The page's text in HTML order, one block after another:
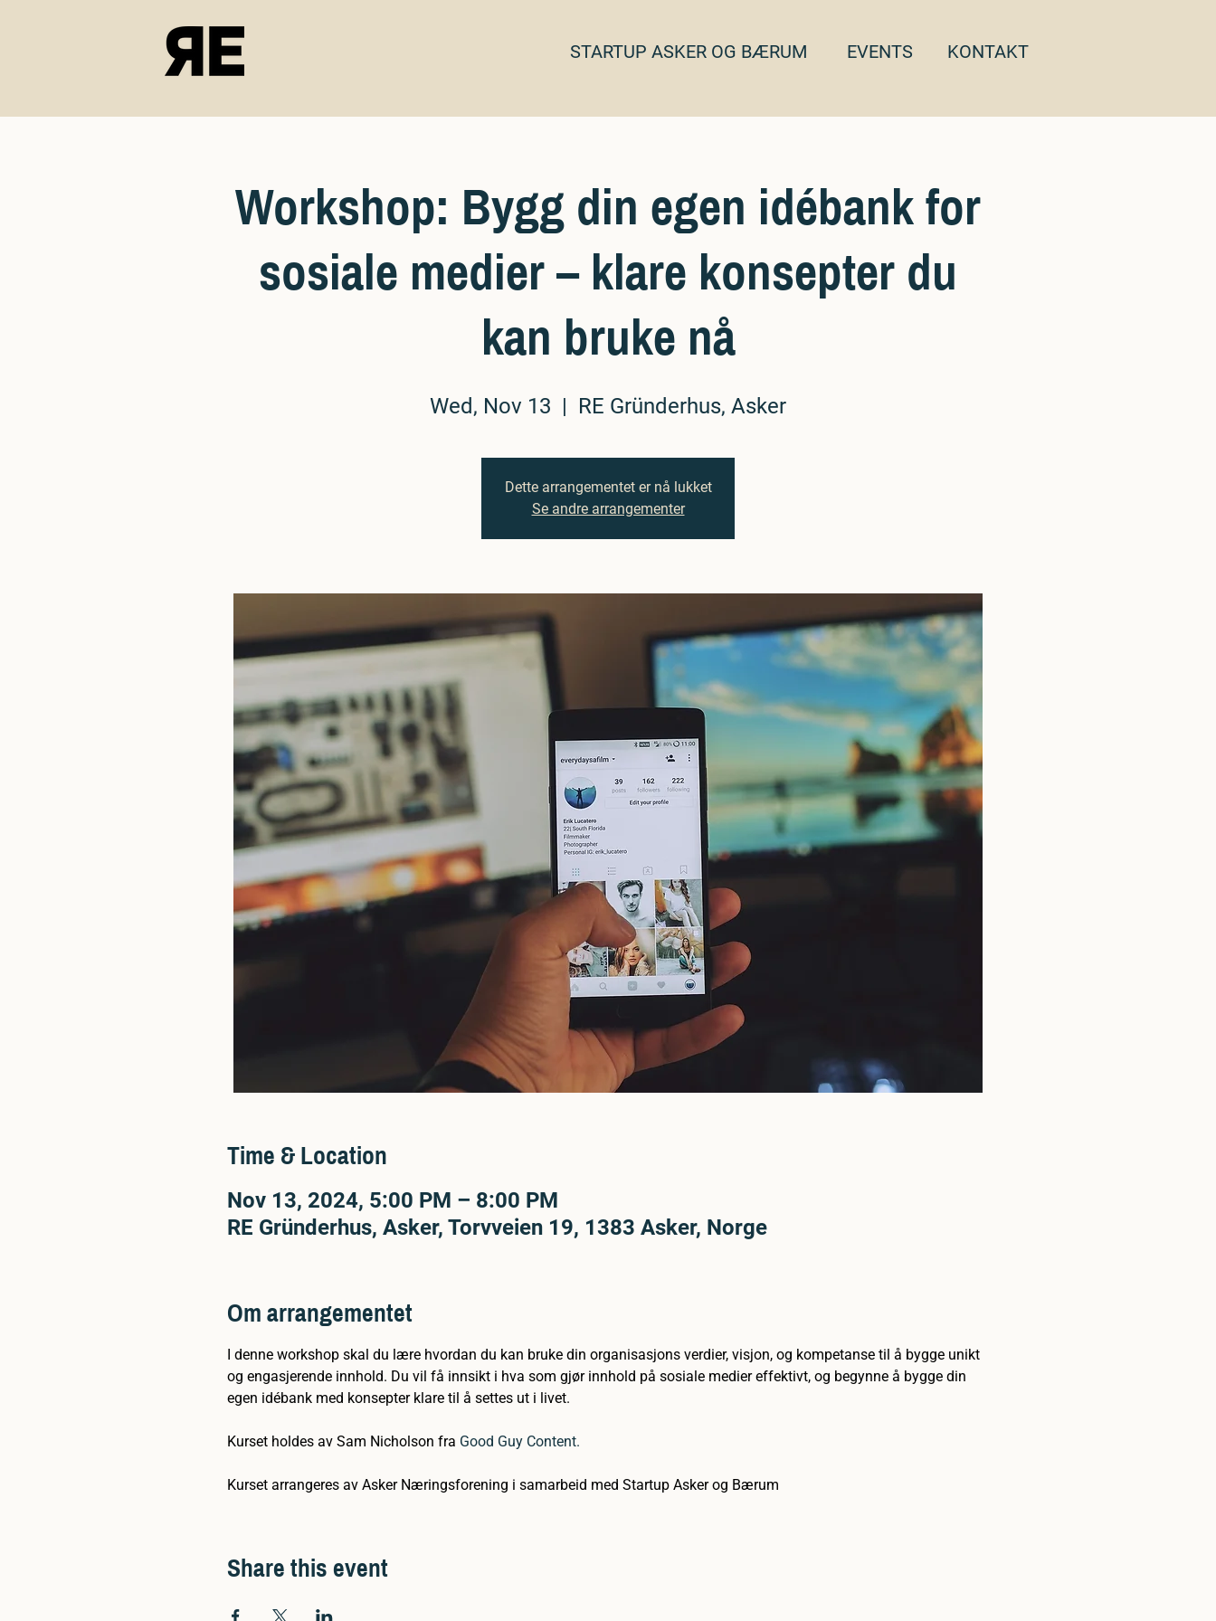
STARTUP ASKER OG BÆRUM EVENTS KONTAKT
Workshop: Bygg din egen idébank for
sosiale medier – klare konsepter du
kan bruke nå
Wed, Nov 13
  |
RE Gründerhus, Asker
Dette arrangementet er nå lukket
Se andre arrangementer
Time & Location
Nov 13, 2024, 5:00 PM – 8:00 PM
RE Gründerhus, Asker, Torvveien 19, 1383 Asker, Norge
Om arrangementet
I denne workshop skal du lære hvordan du kan bruke din organisasjons verdier, visjon, og kompetanse til å bygge unikt
og engasjerende innhold. Du vil få innsikt i hva som gjør innhold på sosiale medier effektivt, og begynne å bygge din
egen idébank med konsepter klare til å settes ut i livet.
Kurset holdes av Sam Nicholson fra Good Guy Content.
Kurset arrangeres av Asker Næringsforening i samarbeid med Startup Asker og Bærum
Share this event